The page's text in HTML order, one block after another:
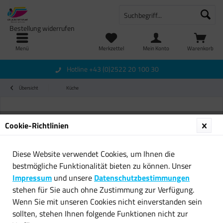
Menü Warenkorb
Merkzettel
Bestellung widerrufen
Mein Konto
Hotline +43 (0)2522 20 100 30
Übersicht Küche
Cookie-Richtlinien
Diese Website verwendet Cookies, um Ihnen die
bestmögliche Funktionalität bieten zu können. Unser
Impressum und unsere Datenschutzbestimmungen
stehen für Sie auch ohne Zustimmung zur Verfügung.
Wenn Sie mit unseren Cookies nicht einverstanden sein
sollten, stehen Ihnen folgende Funktionen nicht zur